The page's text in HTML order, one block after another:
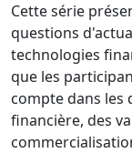
Cette série
questions
technologies
que les
compte dans les
financière, des